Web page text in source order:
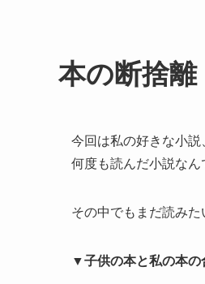
本の断捨離
今回は私の好きな小説
何度も読んだ小説なん
その中でもまだ読みた
▼子供の本と私の本の